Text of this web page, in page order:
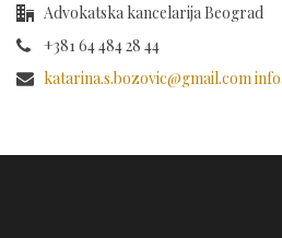
Advokatska kancelarija Beograd
+381 64 484 28 44
katarina.s.bozovic@gmail.com